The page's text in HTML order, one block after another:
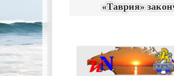
«Таврия»